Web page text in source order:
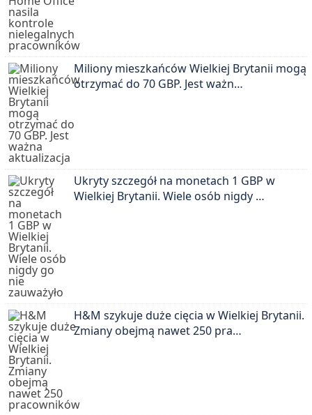
Miliony mieszkańców Wielkiej Brytanii mogą
otrzymać do 70 GBP. Jest ważn…
Ukryty szczegół na monetach 1 GBP w
Wielkiej Brytanii. Wiele osób nigdy …
H&M szykuje duże cięcia w Wielkiej Brytanii.
Zmiany obejmą nawet 250 pra…